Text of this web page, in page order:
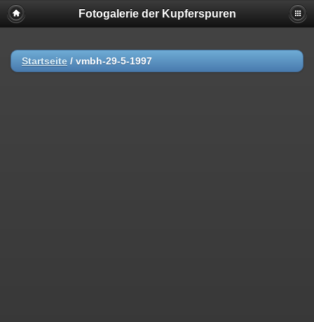
Fotogalerie der Kupferspuren
Startseite / vmbh-29-5-1997